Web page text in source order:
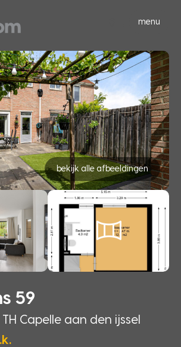
menu
bekijk alle afbeeldingen
59
Capelle aan den ijssel